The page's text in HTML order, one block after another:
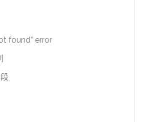
found” error